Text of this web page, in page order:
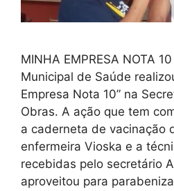
MINHA EMPRESA NOTA
Municipal de Saúde
Empresa Nota 10” na
Obras. A ação que tem
a caderneta de vacinação
enfermeira Vioska e a
recebidas pelo secretário
aproveitou para